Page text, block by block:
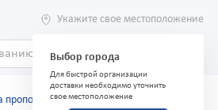
Укажите свое местоположение
Выбор города
Для быстрой организации
доставки необходимо уточнить
свое местоположение
прополиса 25мл